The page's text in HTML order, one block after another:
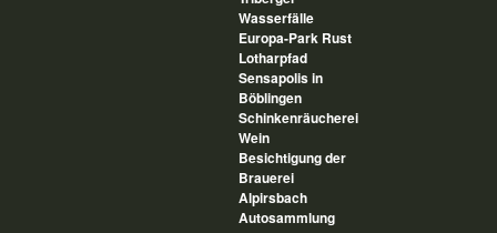
Wasserfälle
Europa-Park Rust
Lotharpfad
Sensapolis in
Böblingen
Schinkenräucherei
Wein
Besichtigung der
Brauerei
Alpirsbach
Autosammlung